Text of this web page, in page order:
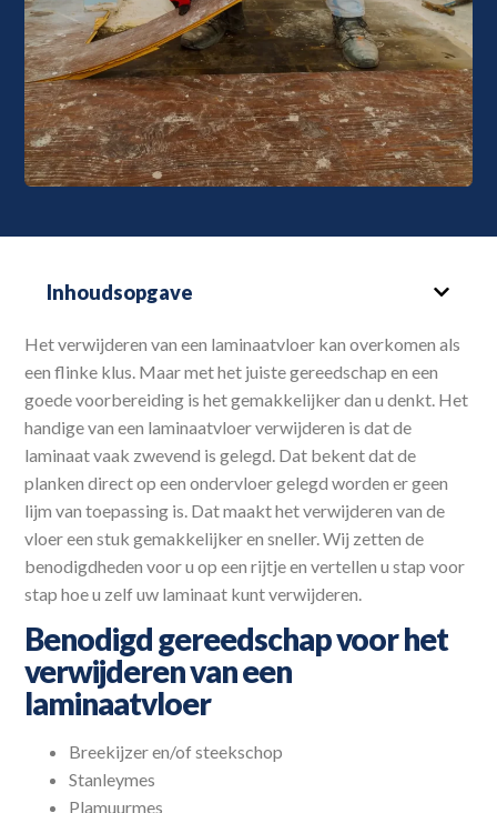
Inhoudsopgave
Het verwijderen van een laminaatvloer kan overkomen als
een flinke klus. Maar met het juiste gereedschap en een
goede voorbereiding is het gemakkelijker dan u denkt. Het
handige van een laminaatvloer verwijderen is dat de
laminaat vaak zwevend is gelegd. Dat bekent dat de
planken direct op een ondervloer gelegd worden er geen
lijm van toepassing is. Dat maakt het verwijderen van de
vloer een stuk gemakkelijker en sneller. Wij zetten de
benodigdheden voor u op een rijtje en vertellen u stap voor
stap hoe u zelf uw laminaat kunt verwijderen.
Benodigd gereedschap voor het
verwijderen van een
laminaatvloer
Breekijzer en/of steekschop
Stanleymes
Plamuurmes